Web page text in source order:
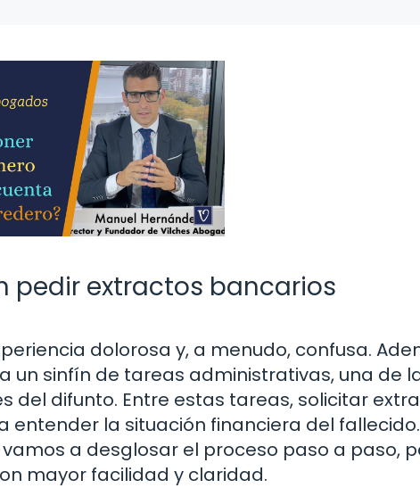
pedir extractos bancarios
dolorosa y, a menudo, confusa.
un sinfín de tareas administrativas, una de
del difunto. Entre estas tareas, solicitar
la situación financiera del fallecido.
a desglosar el proceso paso a paso,
mayor facilidad y claridad.